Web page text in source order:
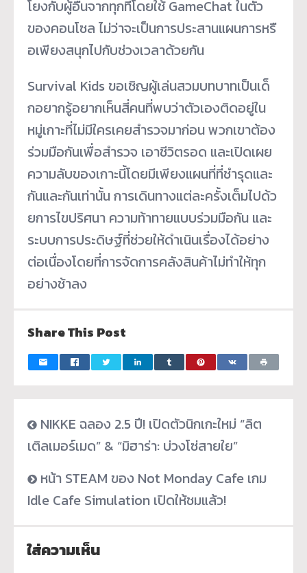
โยงกับผู้อื่นจากทุกที่โดยใช้ GameChat ในตัว
ของคอนโซล ไม่ว่าจะเป็นการประสานแผนการหรื
อเพียงสนุกไปกับช่วงเวลาด้วยกัน
Survival Kids ขอเชิญผู้เล่นสวมบทบาทเป็นเด็
กอยากรู้อยากเห็นสี่คนที่พบว่าตัวเองติดอยู่ใน
หมู่เกาะที่ไม่มีใครเคยสำรวจมาก่อน พวกเขาต้อง
ร่วมมือกันเพื่อสำรวจ เอาชีวิตรอด และเปิดเผย
ความลับของเกาะนี้โดยมีเพียงแผนที่ที่ชำรุดและ
กันและกันเท่านั้น การเดินทางแต่ละครั้งเต็มไปด้ว
ยการไขปริศนา ความท้าทายแบบร่วมมือกัน และ
ระบบการประดิษฐ์ที่ช่วยให้ดำเนินเรื่องได้อย่าง
ต่อเนื่องโดยที่การจัดการคลังสินค้าไม่ทำให้ทุก
อย่างช้าลง
Share This Post
NIKKE ฉลอง 2.5 ปี! เปิดตัวนิกเกะใหม่ “ลิต
เติลเมอร์เมด” & “มิฮาร่า: บ่วงโซ่สายใย”
หน้า STEAM ของ Not Monday Cafe เกม
Idle Cafe Simulation เปิดให้ชมแล้ว!
ใส่ความเห็น